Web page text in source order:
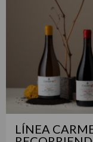
LÍNEA